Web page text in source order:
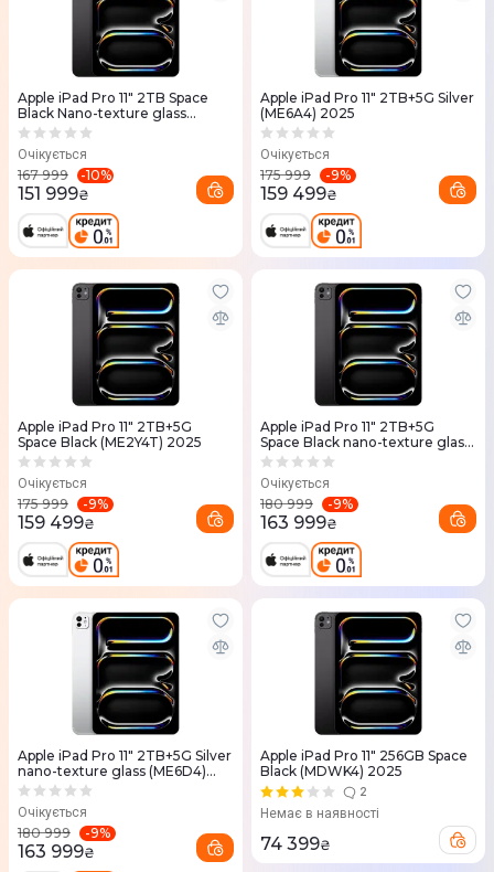
Apple iPad Pro 11" 2TB Space
Black Nano-texture glass
(MDWW4) 2025
Очікується
167 999 -10%
151 999₴
Apple iPad Pro 11" 2TB+5G Silver
(ME6A4) 2025
Очікується
175 999 -9%
159 499₴
Apple iPad Pro 11" 2TB+5G
Space Black (ME2Y4T) 2025
Очікується
175 999 -9%
159 499₴
Apple iPad Pro 11" 2TB+5G
Space Black nano-texture glass
(ME6C4) 2025
Очікується
180 999 -9%
163 999₴
Apple iPad Pro 11" 2TB+5G Silver
nano-texture glass (ME6D4)
2025
Очікується
180 999 -9%
163 999₴
Apple iPad Pro 11" 256GB Space
Black (MDWK4) 2025
2
Немає в наявності
74 399₴